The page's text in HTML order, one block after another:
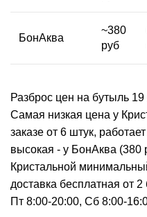
БонАква
~380
руб
Разброс цен на бутыль
Самая низкая цена у
заказе от 6 штук,
высокая - у БонАква
Кристальной
доставка бесплатная от
Пт 8:00-20:00, Сб 8:00-